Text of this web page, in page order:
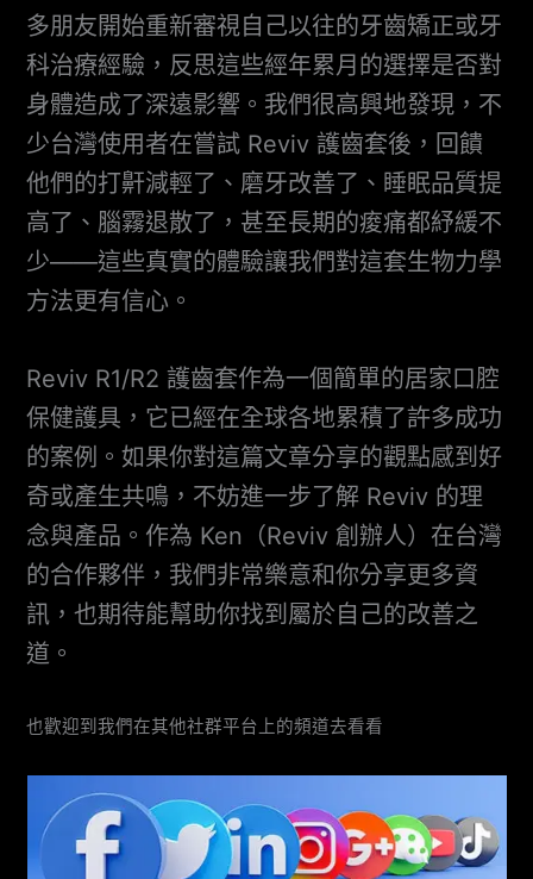
多朋友開始重新審視自己以往的牙齒矯正或牙
科治療經驗，反思這些經年累月的選擇是否對
身體造成了深遠影響。我們很高興地發現，不
少台灣使用者在嘗試 Reviv 護齒套後，回饋
他們的打鼾減輕了、磨牙改善了、睡眠品質提
高了、腦霧退散了，甚至長期的痠痛都紓緩不
少——這些真實的體驗讓我們對這套生物力學
方法更有信心。
Reviv R1/R2 護齒套作為一個簡單的居家口腔
保健護具，它已經在全球各地累積了許多成功
的案例。如果你對這篇文章分享的觀點感到好
奇或產生共鳴，不妨進一步了解 Reviv 的理
念與產品。作為 Ken（Reviv 創辦人）在台灣
的合作夥伴，我們非常樂意和你分享更多資
訊，也期待能幫助你找到屬於自己的改善之
道。
也歡迎到我們在其他社群平台上的頻道去看看